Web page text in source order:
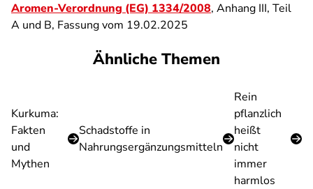
Aromen-Verordnung (EG) 1334/2008, Anhang III, Teil
A und B, Fassung vom 19.02.2025
Ähnliche Themen
Kurkuma:
Fakten
und
Mythen
Schadstoffe in
Nahrungsergänzungsmitteln
Rein
pflanzlich
heißt
nicht
immer
harmlos